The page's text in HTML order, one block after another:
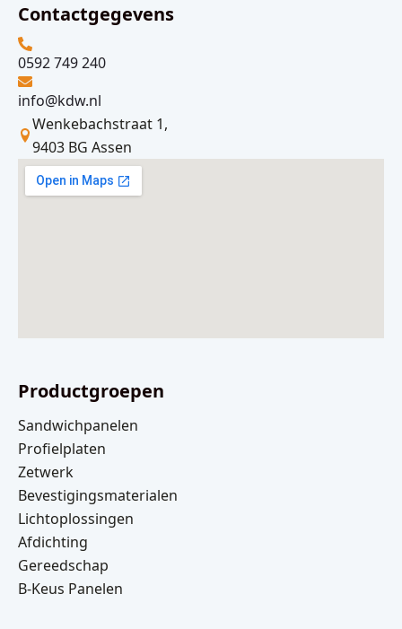
Contactgegevens
0592 749 240
info@kdw.nl
Wenkebachstraat 1,
9403 BG Assen
Productgroepen
Sandwichpanelen
Profielplaten
Zetwerk
Bevestigingsmaterialen
Lichtoplossingen
Afdichting
Gereedschap
B-Keus Panelen